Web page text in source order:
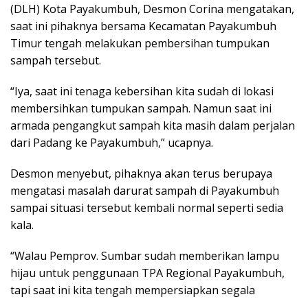
(DLH) Kota Payakumbuh, Desmon Corina mengatakan,
saat ini pihaknya bersama Kecamatan Payakumbuh
Timur tengah melakukan pembersihan tumpukan
sampah tersebut.
“Iya, saat ini tenaga kebersihan kita sudah di lokasi
membersihkan tumpukan sampah. Namun saat ini
armada pengangkut sampah kita masih dalam perjalan
dari Padang ke Payakumbuh,” ucapnya.
Desmon menyebut, pihaknya akan terus berupaya
mengatasi masalah darurat sampah di Payakumbuh
sampai situasi tersebut kembali normal seperti sedia
kala.
“Walau Pemprov. Sumbar sudah memberikan lampu
hijau untuk penggunaan TPA Regional Payakumbuh,
tapi saat ini kita tengah mempersiapkan segala